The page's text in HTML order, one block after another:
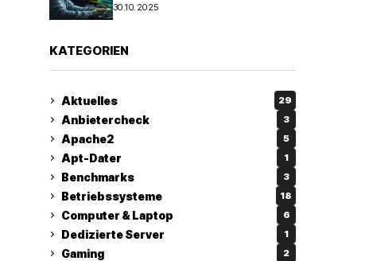
30.10.2025
KATEGORIEN
Aktuelles 29
Anbietercheck 3
Apache2 5
Apt-Dater 1
Benchmarks 3
Betriebssysteme 18
Computer & Laptop 6
Dedizierte Server 1
Gaming 2